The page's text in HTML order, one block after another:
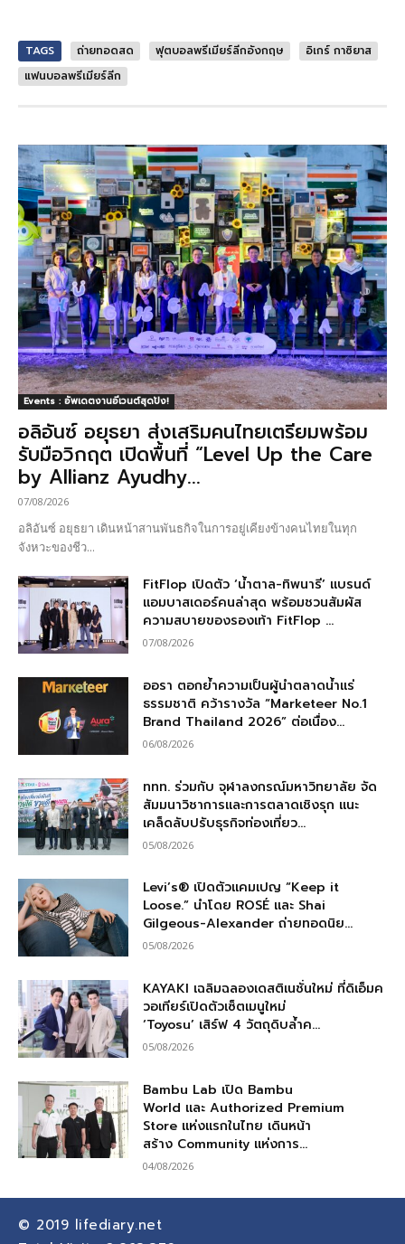
TAGS ถ่ายทอดสด ฟุตบอลพรีเมียร์ลีกอังกฤษ
อิเกร์ กาซิยาส
แฟนบอลพรีเมียร์ลีก
Events : อัพเดตงานอีเวนต์สุดปัง!
อลิอันซ์ อยุธยา ส่งเสริมคนไทยเตรียมพร้อม
รับมือวิกฤต เปิดพื้นที่ “Level Up the Care
by Allianz Ayudhy...
07/08/2026
อลิอันซ์ อยุธยา เดินหน้าสานพันธกิจในการอยู่เคียงข้างคนไทยในทุก
จังหวะของชีว...
FitFlop เปิดตัว ‘น้ำตาล-ทิพนารี’ แบรนด์
แอมบาสเดอร์คนล่าสุด พร้อมชวนสัมผัส
ความสบายของรองเท้า FitFlop ...
07/08/2026
ออรา ตอกย้ำความเป็นผู้นำตลาดน้ำแร่
ธรรมชาติ คว้ารางวัล “Marketeer No.1
Brand Thailand 2026” ต่อเนื่อง...
06/08/2026
ททท. ร่วมกับ จุฬาลงกรณ์มหาวิทยาลัย จัด
สัมมนาวิชาการและการตลาดเชิงรุก แนะ
เคล็ดลับปรับธุรกิจท่องเที่ยว...
05/08/2026
Levi’s® เปิดตัวแคมเปญ “Keep it
Loose.” นำโดย ROSÉ และ Shai
Gilgeous-Alexander ถ่ายทอดนิย...
05/08/2026
KAYAKI เฉลิมฉลองเดสติเนชั่นใหม่ ที่ดิเอ็มค
วอเทียร์เปิดตัวเซ็ตเมนูใหม่
‘Toyosu’ เสิร์ฟ 4 วัตถุดิบล้ำค...
05/08/2026
Bambu Lab เปิด Bambu
World และ Authorized Premium
Store แห่งแรกในไทย เดินหน้า
สร้าง Community แห่งการ...
04/08/2026
© 2019 lifediary.net